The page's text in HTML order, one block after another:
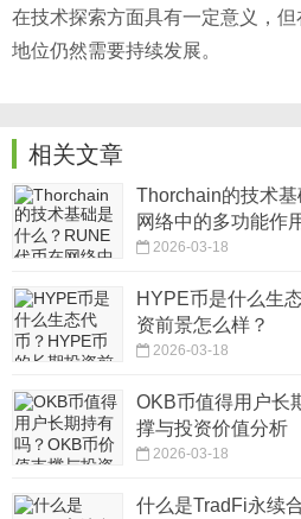
在技术探索方面具有一定意义，
地位仍然需要持续发展。
相关文章
Thorchain的技术
网络中的多功能作
2026-03-18
HYPE币是什么生
资前景怎么样？
2026-03-18
OKB币值得用户长
撑与投资价值分析
2026-03-18
什么是TradFi永续